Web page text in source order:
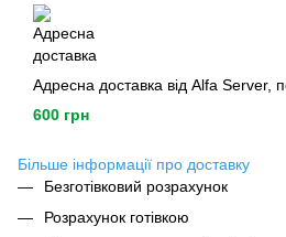
Адресна доставка від Alfa Server,
600 грн
Більше інформації про доставку
Безготівковий розрахунок
Розрахунок готівкою